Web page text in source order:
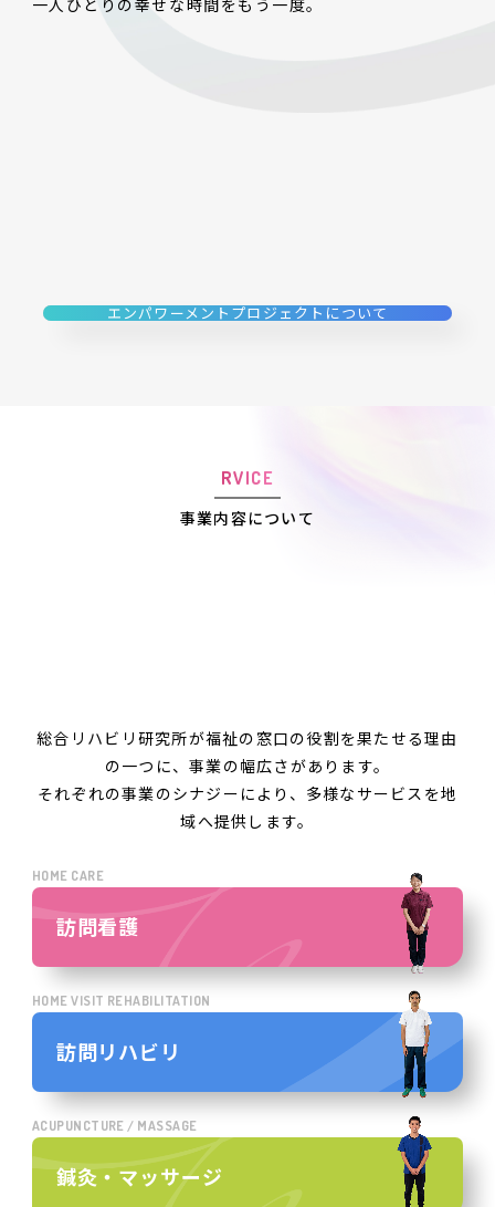
一人ひとりの幸せな時間をもう一度。
エンパワーメントプロジェクトについて
RVICE
事業内容について
総合リハビリ研究所が福祉の窓口の役割を果たせる理由
の一つに、事業の幅広さがあります。
それぞれの事業のシナジーにより、多様なサービスを地
域へ提供します。
HOME CARE
訪問看護
HOME VISIT REHABILITATION
訪問リハビリ
ACUPUNCTURE / MASSAGE
鍼灸・マッサージ